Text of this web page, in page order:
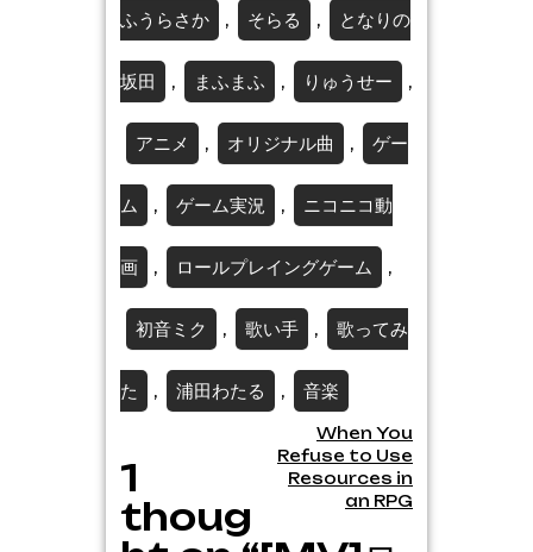
ふうらさか , そらる , となりの
坂田 , まふまふ , りゅうせー ,
アニメ , オリジナル曲 , ゲー
ム , ゲーム実況 , ニコニコ動
画 , ロールプレイングゲーム ,
初音ミク , 歌い手 , 歌ってみ
た , 浦田わたる , 音楽
navigation
When You
Refuse to Use
Resources in
an RPG
1
thoug